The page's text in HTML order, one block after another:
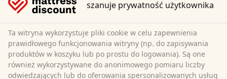
szanuje prywatność użytkownika
Ta witryna wykorzystuje pliki cookie w celu zapewnienia
prawidłowego funkcjonowania witryny (np. do zapisywania
produktów w koszyku lub po prostu do logowania). Są one
również wykorzystywane do anonimowego pomiaru liczby
odwiedzających lub do oferowania spersonalizowanych usług